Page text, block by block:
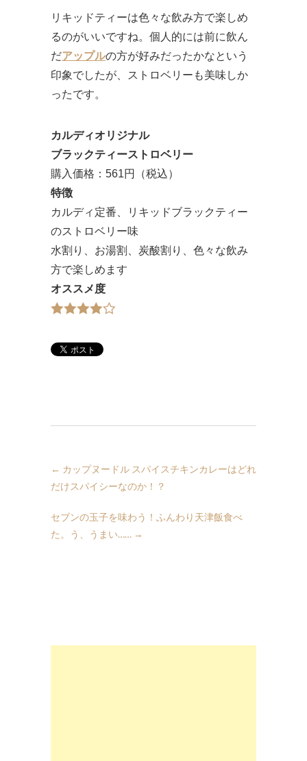
リキッドティーは色々な飲み方で楽しめ
るのがいいですね。個人的には前に飲ん
だアップルの方が好みだったかなという
印象でしたが、ストロベリーも美味しか
ったです。
カルディオリジナル
ブラックティーストロベリー
購入価格：561円（税込）
特徴
カルディ定番、リキッドブラックティー
のストロベリー味
水割り、お湯割、炭酸割り、色々な飲み
方で楽しめます
オススメ度
← カップヌードル スパイスチキンカレーはどれ
だけスパイシーなのか！？
セブンの玉子を味わう！ふんわり天津飯食べ
た。う、うまい…… →